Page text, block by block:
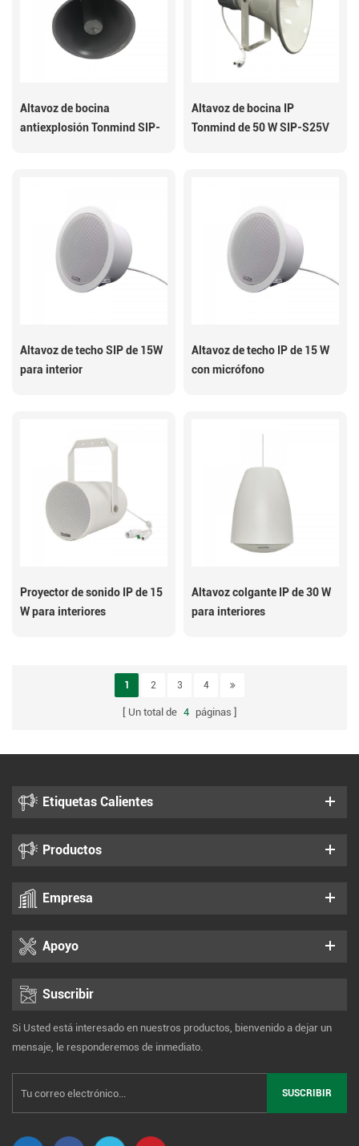
Altavoz de bocina
antiexplosión Tonmind SIP-
Altavoz de bocina IP
Tonmind de 50 W SIP-S25V
Altavoz de techo SIP de 15W
para interior
Altavoz de techo IP de 15 W
con micrófono
Proyector de sonido IP de 15
W para interiores
Altavoz colgante IP de 30 W
para interiores
1 2 3 4
Un total de 4 páginas
Etiquetas Calientes
Productos
Empresa
Apoyo
Suscribir
Si Usted está interesado en nuestros productos, bienvenido a dejar un
mensaje, le responderemos de inmediato.